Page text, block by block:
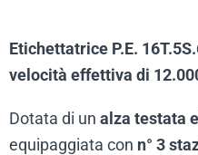
Etichettatrice P.E.
velocità effettiva di
Dotata di un alza testata
equipaggiata con n° 3